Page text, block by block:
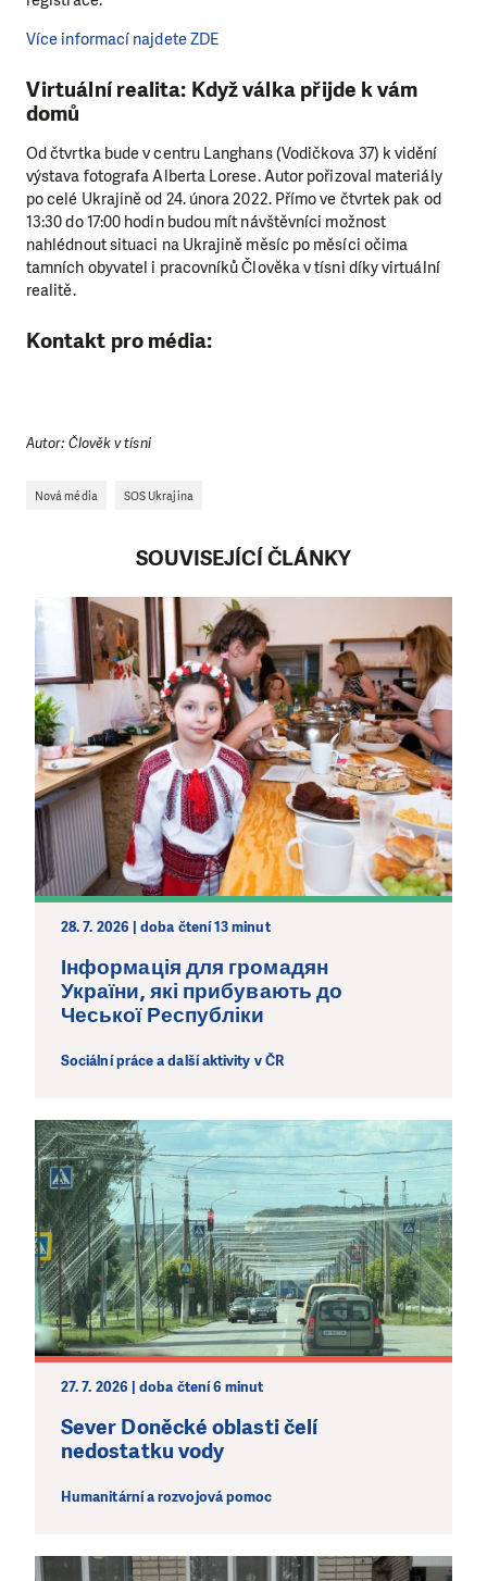
Více informací najdete ZDE
Virtuální realita: Když válka přijde k vám
domů
Od čtvrtka bude v centru Langhans (Vodičkova 37) k vidění
výstava fotografa Alberta Lorese. Autor pořizoval materiály
po celé Ukrajině od 24. února 2022. Přímo ve čtvrtek pak od
13:30 do 17:00 hodin budou mít návštěvníci možnost
nahlédnout situaci na Ukrajině měsíc po měsíci očima
tamních obyvatel i pracovníků Člověka v tísni díky virtuální
realitě.
Kontakt pro média:
Autor: Člověk v tísni
Nová média SOS Ukrajina
SOUVISEJÍCÍ ČLÁNKY
28. 7. 2026 | doba čtení 13 minut
Інформація для громадян
України, які прибувають до
Чеської Республіки
Sociální práce a další aktivity v ČR
27. 7. 2026 | doba čtení 6 minut
Sever Doněcké oblasti čelí
nedostatku vody
Humanitární a rozvojová pomoc